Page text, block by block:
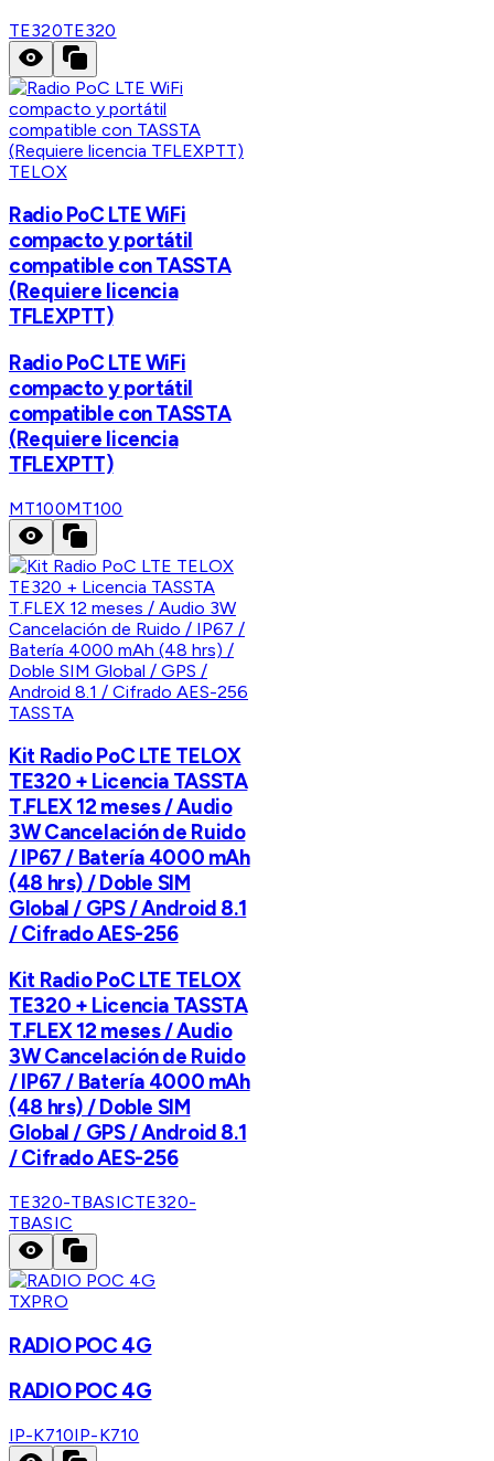
TE320TE320
TELOX
Radio PoC LTE WiFi
compacto y portátil
compatible con TASSTA
(Requiere licencia
TFLEXPTT)
Radio PoC LTE WiFi
compacto y portátil
compatible con TASSTA
(Requiere licencia
TFLEXPTT)
MT100MT100
TASSTA
Kit Radio PoC LTE TELOX
TE320 + Licencia TASSTA
T.FLEX 12 meses / Audio
3W Cancelación de Ruido
/ IP67 / Batería 4000 mAh
(48 hrs) / Doble SIM
Global / GPS / Android 8.1
/ Cifrado AES-256
Kit Radio PoC LTE TELOX
TE320 + Licencia TASSTA
T.FLEX 12 meses / Audio
3W Cancelación de Ruido
/ IP67 / Batería 4000 mAh
(48 hrs) / Doble SIM
Global / GPS / Android 8.1
/ Cifrado AES-256
TE320-TBASICTE320-
TBASIC
TXPRO
RADIO POC 4G
RADIO POC 4G
IP-K710IP-K710